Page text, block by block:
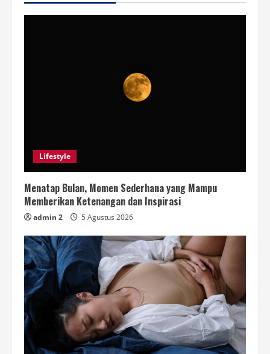
Lifestyle
Menatap Bulan, Momen Sederhana yang Mampu
Memberikan Ketenangan dan Inspirasi
admin 2 5 Agustus 2026